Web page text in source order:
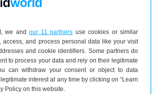
we andour 11 partners use cookies or similar
access, and process personal data like your visit
and cookie identifiers. Some partners do
to process your data and rely on their legitimate
can withdraw your consent or object to data
interest at any time by clicking on “Learn
Policy on this website.
van de S25, maar beschikt toch
voor het spelen van de meeste
van al je dagelijkse taken.
foto’s met de 50 megapixel-
12 megapixel-groothoeklens, is de
mAh lekker groot en krijgt de
tot en met 2032.